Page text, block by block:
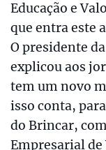
Educação e
que entra este
O presidente
explicou aos
tem um novo
isso conta,
do Brincar,
Empresarial